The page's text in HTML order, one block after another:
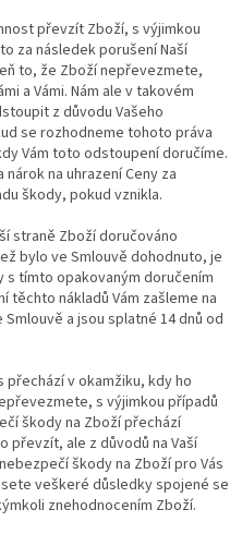
převzít Zboží, s výjimkou
za následek porušení Naší
to, že Zboží nepřevezmete,
a Vámi. Nám ale v takovém
z důvodu Vašeho
se rozhodneme tohoto práva
Vám toto odstoupení doručíme.
na uhrazení Ceny za
škody, pokud vznikla.
straně Zboží doručováno
bylo ve Smlouvě dohodnuto, je
s tímto opakovaným doručením
těchto nákladů Vám zašleme na
a jsou splatné 14 dnů od
přechází v okamžiku, kdy ho
s výjimkou případů
škody na Zboží přechází
převzít, ale z důvodů na Vaší
škody na Zboží pro Vás
veškeré důsledky spojené se
znehodnocením Zboží.